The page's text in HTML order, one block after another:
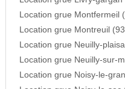
Location grue Montfermeil
Location grue Montreuil
Location grue Neuilly-
Location grue Neuilly-sur-
Location grue Noisy-le-